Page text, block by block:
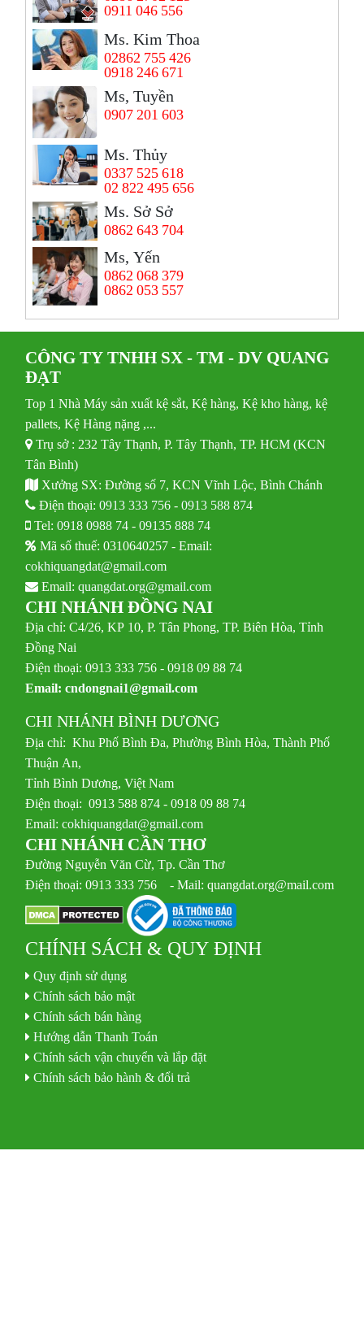
0911 046 556
Ms. Kim Thoa
02862 755 426
0918 246 671
Ms, Tuyền
0907 201 603
Ms. Thủy
0337 525 618
02 822 495 656
Ms. Sở Sở
0862 643 704
Ms, Yến
0862 068 379
0862 053 557
CÔNG TY TNHH SX - TM - DV QUANG
ĐẠT
Top 1 Nhà Máy sản xuất kệ sắt, Kệ hàng, Kệ kho hàng, kệ
pallets, Kệ Hàng nặng ,...
Trụ sở : 232 Tây Thạnh, P. Tây Thạnh, TP. HCM (KCN
Tân Bình)
Xưởng SX: Đường số 7, KCN Vĩnh Lộc, Bình Chánh
Điện thoại:0913 333 756 -0913 588 874
Tel:0918 0988 74 -09135 888 74
Mã số thuế: 0310640257 - Email:
cokhiquangdat@gmail.com
Email:quangdat.org@gmail.com
CHI NHÁNH ĐỒNG NAI
Địa chỉ: C4/26, KP 10, P. Tân Phong, TP. Biên Hòa, Tỉnh
Đồng Nai
Điện thoại: 0913 333 756 - 0918 09 88 74
Email:cndongnai1@gmail.com
CHI NHÁNH BÌNH DƯƠNG
Địa chỉ: Khu Phố Bình Đa, Phường Bình Hòa, Thành Phố
Thuận An,
Tỉnh Bình Dương, Việt Nam
Điện thoại: 0913 588 874 - 0918 09 88 74
Email:cokhiquangdat@gmail.com
CHI NHÁNH CẦN THƠ
Đường Nguyễn Văn Cừ, Tp. Cần Thơ
Điện thoại: 0913 333 756 - Mail: quangdat.org@mail.com
CHÍNH SÁCH & QUY ĐỊNH
Quy định sử dụng
Chính sách bảo mật
Chính sách bán hàng
Hướng dẫn Thanh Toán
Chính sách vận chuyển và lắp đặt
Chính sách bảo hành & đổi trả